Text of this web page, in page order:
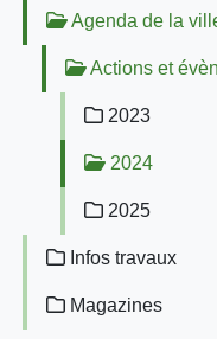
Agenda de la
Actions et
2023
2024
2025
Infos travaux
Magazines